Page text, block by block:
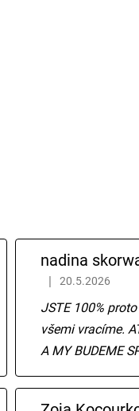
nadina
Hodnocení
20.5.2026
JSTE 100%
všemi vracíme.
A MY BUDEME